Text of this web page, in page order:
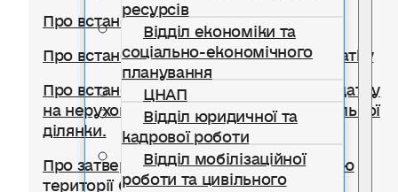
Відділ економіки та
соціально-економічного
планування
ЦНАП
Відділ юридичної та
кадрової роботи
Відділ мобілізаційної
роботи та цивільного
Про встановлення туристичного збору
Про встановлення ставок єдиного податку
Про встановлення ставок із сплати податку
на нерухоме майно, відмінне від земельної
ділянки.
Про затвердження Правил благоустрою
території Солотвинської селищної